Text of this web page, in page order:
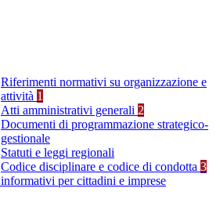
Riferimenti normativi su organizzazione e
attività 1
Atti amministrativi generali 2
Documenti di programmazione strategico-
gestionale
Statuti e leggi regionali
Codice disciplinare e codice di condotta 3
per cittadini e imprese